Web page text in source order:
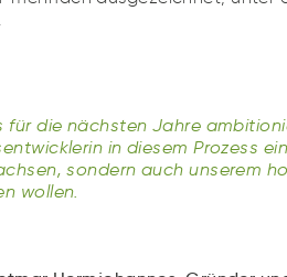
für die nächsten Jahre
in diesem Prozess
sondern auch unserem
wollen.